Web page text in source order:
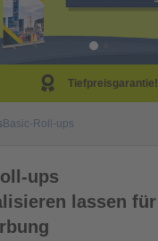
Tiefpreisgarantie!
Basic-Roll-ups
ups
lassen für